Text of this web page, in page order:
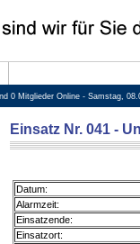
0 Mitglieder Online - Samstag,
Einsatz Nr. 041 -
Datum:
Alarmzeit:
Einsatzende:
Einsatzort: